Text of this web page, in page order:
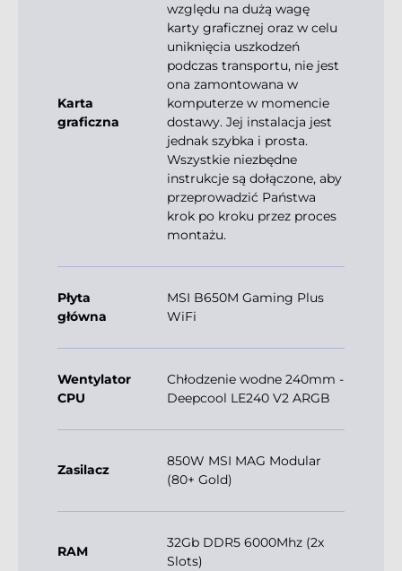
Karta
graficzna
względu na dużą wagę
karty graficznej oraz w celu
uniknięcia uszkodzeń
podczas transportu, nie jest
ona zamontowana w
komputerze w momencie
dostawy. Jej instalacja jest
jednak szybka i prosta.
Wszystkie niezbędne
instrukcje są dołączone, aby
przeprowadzić Państwa
krok po kroku przez proces
montażu.
Płyta
główna
MSI B650M Gaming Plus
WiFi
Wentylator
CPU
Chłodzenie wodne 240mm -
Deepcool LE240 V2 ARGB
Zasilacz
850W MSI MAG Modular
(80+ Gold)
RAM
32Gb DDR5 6000Mhz (2x
Slots)